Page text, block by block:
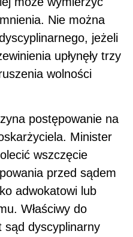
Nie można
jeżeli
upłynęły trzy
wolności
postępowanie na
Minister
wszczęcie
przed sądem
adwokatowi lub
Właściwy do
sąd dyscyplinarny